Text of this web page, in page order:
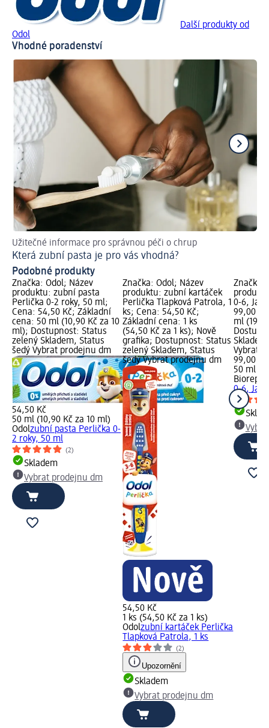
Další produkty od
Odol
Vhodné poradenství
Užitečné informace pro správnou péči o chrup
Která zubní pasta je pro vás vhodná?
Podobné produkty
Značka: Odol; Název
produktu: zubní pasta
Perlička 0-2 roky, 50 ml;
Cena: 54,50 Kč; Základní
cena: 50 ml (10,90 Kč za 10
ml); Dostupnost: Status
zelený Skladem, Status
šedý Vybrat prodejnu dm
54,50 Kč
50 ml (10,90 Kč za 10 ml)
Odolzubní pasta Perlička 0-
2 roky, 50 ml
(2)
Skladem
Vybrat prodejnu dm
Značka: Odol; Název
produktu: zubní kartáček
Perlička Tlapková Patrola, 1
ks; Cena: 54,50 Kč;
Základní cena: 1 ks
(54,50 Kč za 1 ks); Nově
grafika; Dostupnost: Status
zelený Skladem, Status
šedý Vybrat prodejnu dm
54,50 Kč
1 ks (54,50 Kč za 1 ks)
Odolzubní kartáček Perlička
Tlapková Patrola, 1 ks
(2)
Upozornění
Skladem
Vybrat prodejnu dm
Značka:
0-6,
99,00
ml
Vybrat
99,00 Kč
50 ml
0-6,